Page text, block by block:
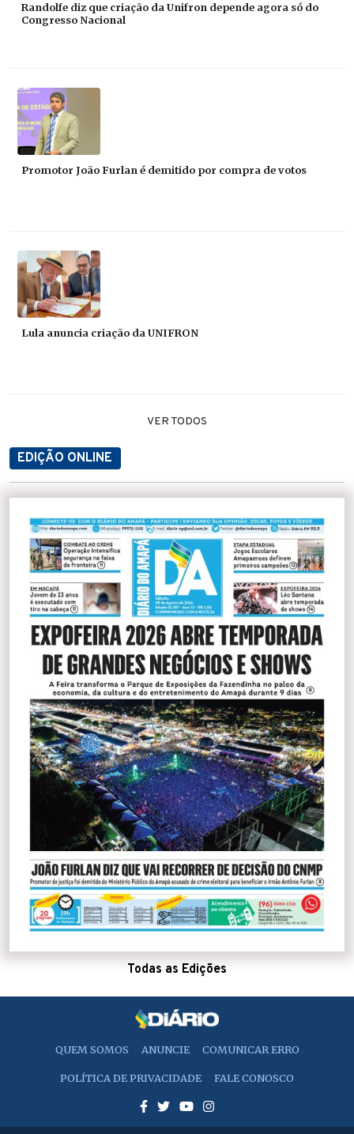
Randolfe diz que criação da Unifron depende agora só do
Congresso Nacional
Promotor João Furlan é demitido por compra de votos
Lula anuncia criação da UNIFRON
VER TODOS
EDIÇÃO ONLINE
Todas as Edições
QUEM SOMOS ANUNCIE COMUNICAR ERRO
POLÍTICA DE PRIVACIDADE FALE CONOSCO